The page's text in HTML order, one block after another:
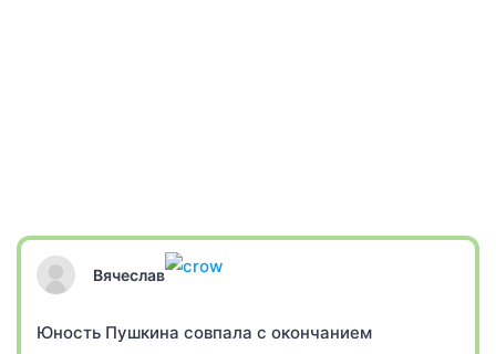
Вячеслав
Юность Пушкина совпала с окончанием